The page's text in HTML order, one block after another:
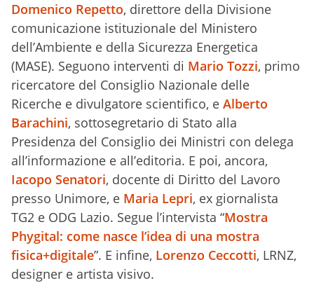
Domenico Repetto, direttore della Divisione
comunicazione istituzionale del Ministero
dell’Ambiente e della Sicurezza Energetica
(MASE). Seguono interventi di Mario Tozzi, primo
ricercatore del Consiglio Nazionale delle
Ricerche e divulgatore scientifico, e Alberto
Barachini, sottosegretario di Stato alla
Presidenza del Consiglio dei Ministri con delega
all’informazione e all’editoria. E poi, ancora,
Iacopo Senatori, docente di Diritto del Lavoro
presso Unimore, e Maria Lepri, ex giornalista
TG2 e ODG Lazio. Segue l’intervista “Mostra
Phygital: come nasce l’idea di una mostra
fisica+digitale”. E infine, Lorenzo Ceccotti, LRNZ,
designer e artista visivo.